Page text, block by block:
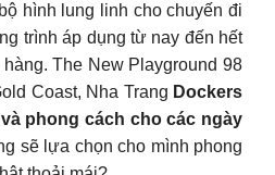
hình lung linh cho chuyến đi
trình áp dụng từ nay đến hết
The New Playground 98
Coast, Nha Trang Dockers
phong cách cho các ngày
sẽ lựa chọn cho mình phong